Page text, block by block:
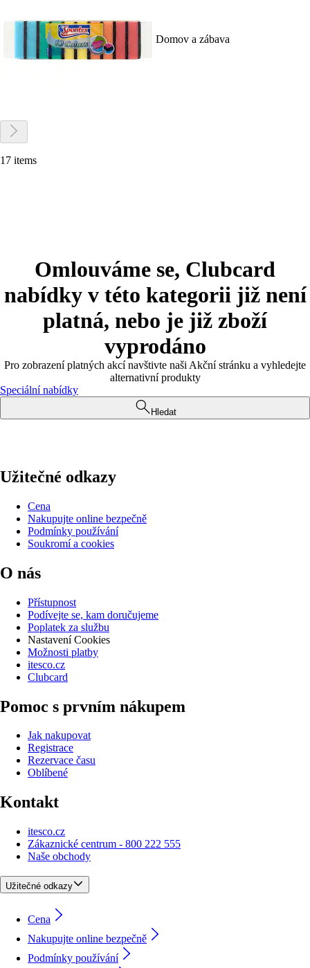
Domov a zábava
17 items
Omlouváme se, Clubcard
nabídky v této kategorii již není
platná, nebo je již zboží
vyprodáno
Pro zobrazení platných akcí navštivte naši Akční stránku a vyhledejte
alternativní produkty
Speciální nabídky
Hledat
Užitečné odkazy
Cena
Nakupujte online bezpečně
Podmínky používání
Soukromí a cookies
O nás
Přístupnost
Podívejte se, kam doručujeme
Poplatek za službu
Nastavení Cookies
Možnosti platby
itesco.cz
Clubcard
Pomoc s prvním nákupem
Jak nakupovat
Registrace
Rezervace času
Oblíbené
Kontakt
itesco.cz
Zákaznické centrum - 800 222 555
Naše obchody
Užitečné odkazy
Cena
Nakupujte online bezpečně
Podmínky používání